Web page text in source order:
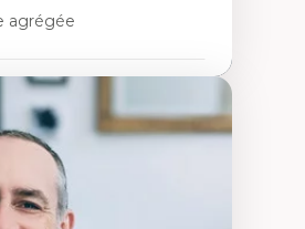
agrégée
critiques et justice sociale
et sollicitude en
et autochtonisation de la
l’enseignement
didactique du français